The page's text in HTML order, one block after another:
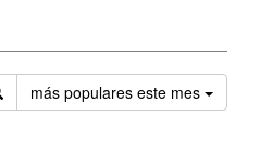
más populares este mes